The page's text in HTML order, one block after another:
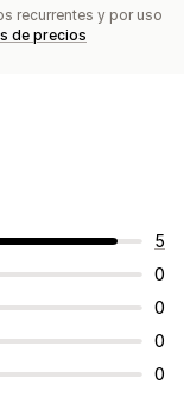
recurrentes y por uso
de precios
5
0
0
0
0